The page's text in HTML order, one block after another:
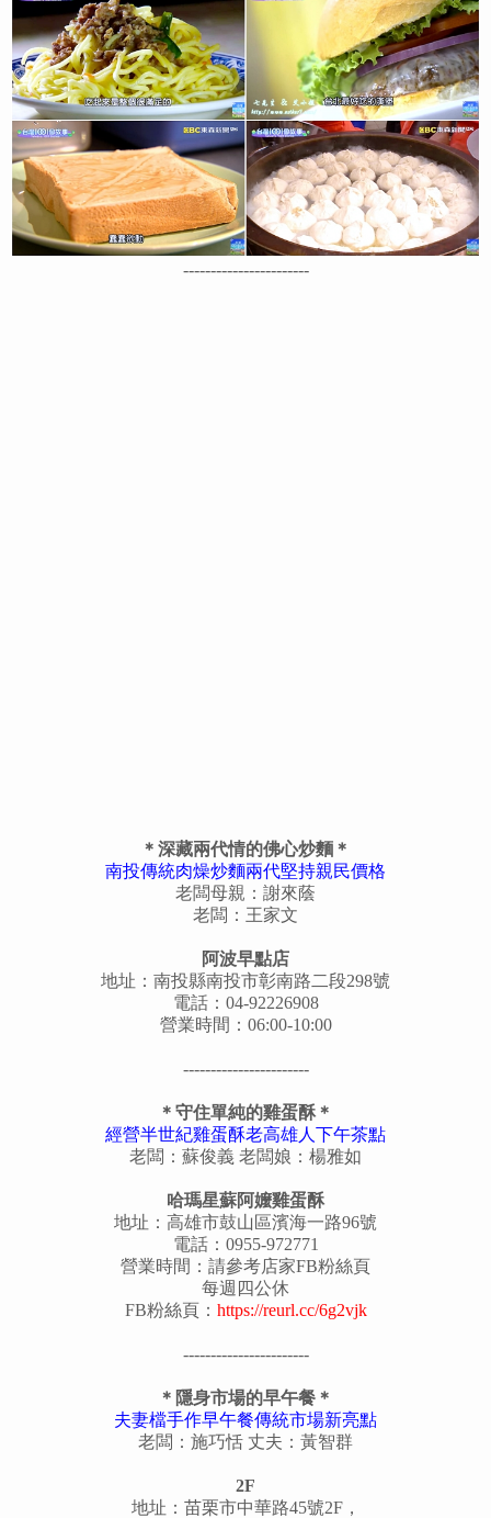
-----------------------
＊深藏兩代情的佛心炒麵＊
南投傳統肉燥炒麵兩代堅持親民價格
老闆母親：謝來蔭
老闆：王家文
阿波早點店
地址：南投縣南投市彰南路二段298號
電話：04-92226908
營業時間：06:00-10:00
-----------------------
＊守住單純的雞蛋酥＊
經營半世紀雞蛋酥老高雄人下午茶點
老闆：蘇俊義 老闆娘：楊雅如
哈瑪星蘇阿嬤雞蛋酥
地址：高雄市鼓山區濱海一路96號
電話：0955-972771
營業時間：請參考店家FB粉絲頁
每週四公休
FB粉絲頁： https://reurl.cc/6g2vjk
-----------------------
＊隱身市場的早午餐＊
夫妻檔手作早午餐傳統市場新亮點
老闆：施巧恬 丈夫：黃智群
2F
地址：苗栗市中華路45號2F，